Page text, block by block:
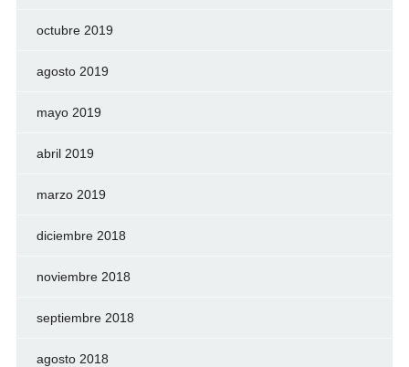
octubre 2019
agosto 2019
mayo 2019
abril 2019
marzo 2019
diciembre 2018
noviembre 2018
septiembre 2018
agosto 2018